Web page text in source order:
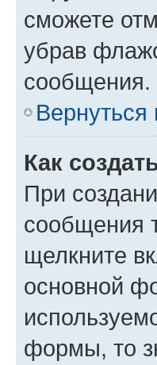
сможете
убрав
сообщения.
Вернуться
Как
При
сообщения
щелкните
основной
формы, то